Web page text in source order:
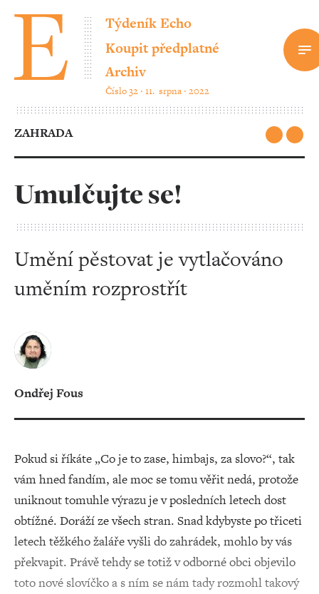
Týdeník Echo
Koupit předplatné
Archiv
Číslo 32 ‧ 11. srpna ‧ 2022
ZAHRADA
Umulčujte se!
Umění pěstovat je vytlačováno
uměním rozprostřít
Ondřej Fous
Pokud si říkáte „Co je to zase, himbajs, za slovo?“, tak
vám hned fandím, ale moc se tomu věřit nedá, protože
uniknout tomuhle výrazu je v posledních letech dost
obtížné. Doráží ze všech stran. Snad kdybyste po třiceti
letech těžkého žaláře vyšli do zahrádek, mohlo by vás
překvapit. Právě tehdy se totiž v odborné obci objevilo
toto nové slovíčko a s ním se nám tady rozmohl takový